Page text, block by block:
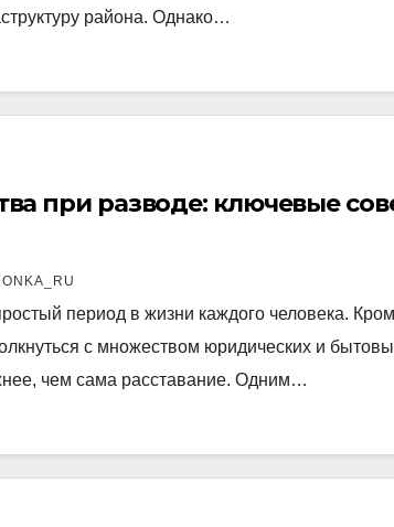
района. Однако…
при разводе: ключевые
период в жизни каждого человека.
с множеством юридических и
чем сама расставание. Одним…